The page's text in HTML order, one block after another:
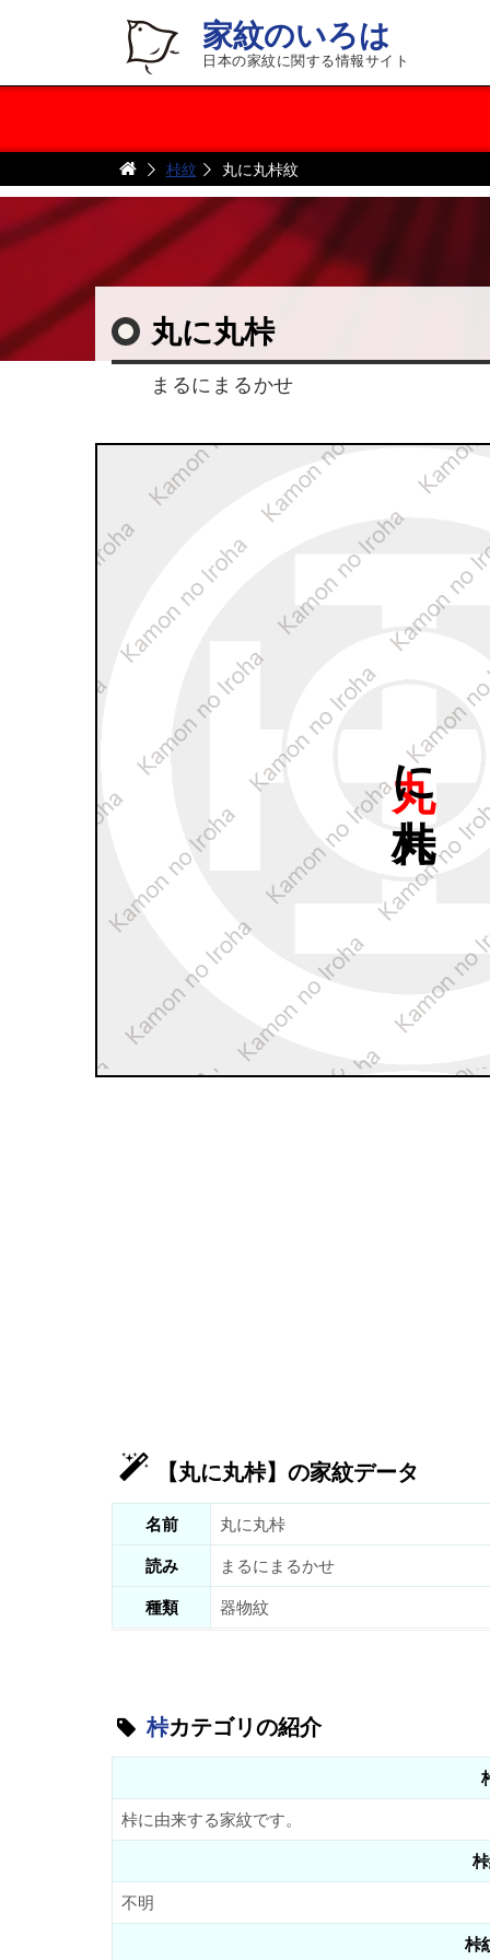
家紋のいろは
日本の家紋に関する情報サイト
桛紋 丸に丸桛紋
丸に丸桛
まるにまるかせ
丸桛
【丸に丸桛】の家紋データ
名前
丸に丸桛
読み
まるにまるかせ
種類
器物紋
桛カテゴリの紹介
桛に由来する家紋です。
不明
桛